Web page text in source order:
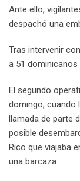
Ante ello,
despachó una
Tras intervenir
a 51 dominicanos
El segundo
domingo, cuando
llamada de parte
posible
Rico que viajaba
una barcaza.